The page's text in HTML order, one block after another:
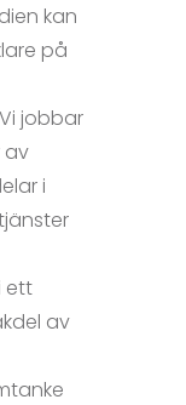
kan
på
jobbar
av
i
ett
av